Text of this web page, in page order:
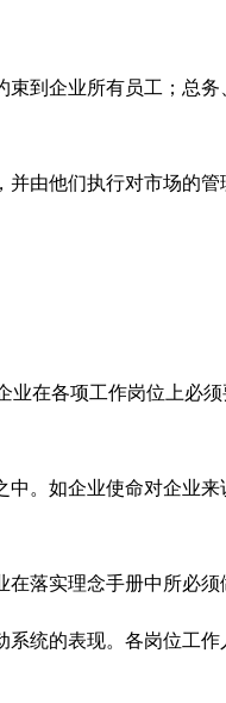
到企业所有员工；总
由他们执行对市场的
在各项工作岗位上必
。如企业使命对企业
落实理念手册中所必须
统的表现。各岗位工